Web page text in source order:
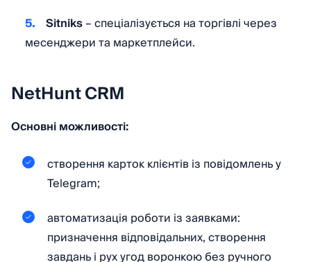
Sitniks– спеціалізується на торгівлі через
месенджери та маркетплейси.
NetHunt CRM
Основні можливості:
створення карток клієнтів із повідомлень у
Telegram;
автоматизація роботи із заявками:
призначення відповідальних, створення
завдань і рух угод воронкою без ручного